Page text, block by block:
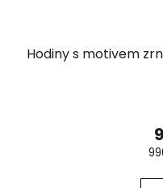
Hodiny s motivem